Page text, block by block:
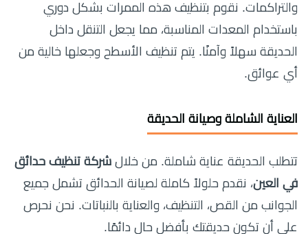
والتراكمات. نقوم بتنظيف هذه الممرات بشكل دوري
باستخدام المعدات المناسبة، مما يجعل التنقل داخل
الحديقة سهلاً وآمنًا. يتم تنظيف الأسطح وجعلها خالية من
أي عوائق.
العناية الشاملة وصيانة الحديقة
تتطلب الحديقة عناية شاملة. من خلال شركة تنظيف حدائق
في العين، نقدم حلولاً كاملة لصيانة الحدائق تشمل جميع
الجوانب من القص، التنظيف، والعناية بالنباتات. نحن نحرص
على أن تكون حديقتك بأفضل حال دائمًا.